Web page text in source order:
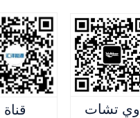
قناة وي تشات